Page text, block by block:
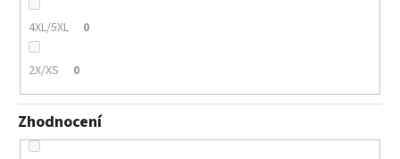
4XL/5XL 0
2X/XS 0
Zhodnocení